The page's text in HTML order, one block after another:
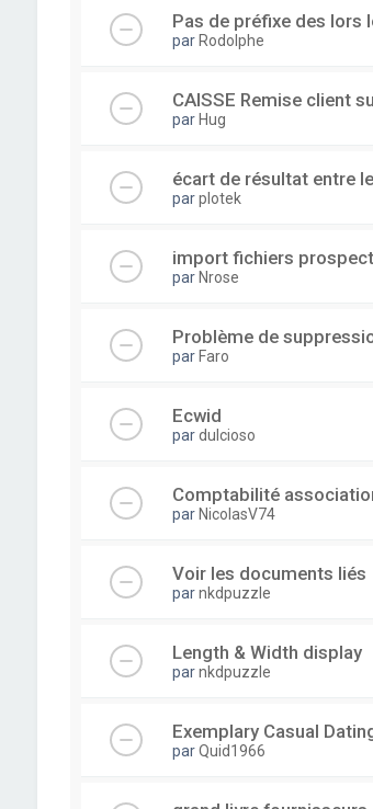
Pas de préfixe des lors
par Rodolphe
CAISSE Remise client
par Hug
écart de résultat entre
parplotek
import fichiers prospect
par Nrose
Problème de
par Faro
Ecwid
pardulcioso
Comptabilité
par NicolasV74
Voir les documents liés
parnkdpuzzle
Length & Width display
parnkdpuzzle
Exemplary Сasual
parQuid1966